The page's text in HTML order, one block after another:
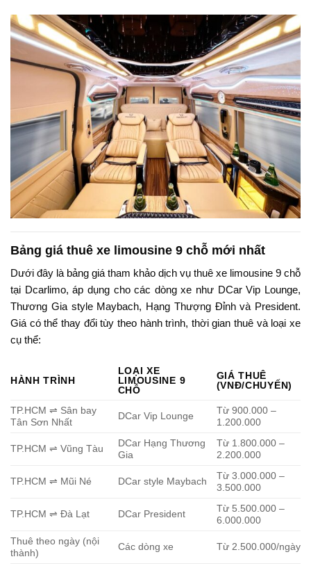
Bảng giá thuê xe limousine 9 chỗ mới nhất
Dưới đây là bảng giá tham khảo dịch vụ thuê xe limousine 9 chỗ
tại Dcarlimo, áp dụng cho các dòng xe như DCar Vip Lounge,
Thương Gia style Maybach, Hạng Thượng Đỉnh và President.
Giá có thể thay đổi tùy theo hành trình, thời gian thuê và loại xe
cụ thể:
HÀNH TRÌNH
LOẠI XE
LIMOUSINE 9
CHỖ
GIÁ THUÊ
(VNĐ/CHUYẾN)
TP.HCM ⇌ Sân bay
Tân Sơn Nhất
DCar Vip Lounge
Từ 900.000 –
1.200.000
TP.HCM ⇌ Vũng Tàu
DCar Hạng Thương
Gia
Từ 1.800.000 –
2.200.000
TP.HCM ⇌ Mũi Né DCar style Maybach
Từ 3.000.000 –
3.500.000
TP.HCM ⇌ Đà Lạt DCar President
Từ 5.500.000 –
6.000.000
Thuê theo ngày (nội
thành)
Các dòng xe Từ 2.500.000/ngày